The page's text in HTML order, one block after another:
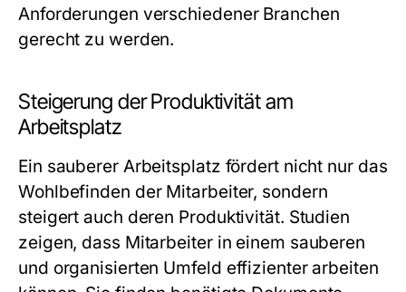
Anforderungen verschiedener Branchen
gerecht zu werden.
Steigerung der Produktivität am
Arbeitsplatz
Ein sauberer Arbeitsplatz fördert nicht nur das
Wohlbefinden der Mitarbeiter, sondern
steigert auch deren Produktivität. Studien
zeigen, dass Mitarbeiter in einem sauberen
und organisierten Umfeld effizienter arbeiten